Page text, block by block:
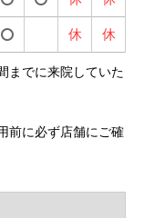
休 休
までに来院していた
前に必ず店舗にご確